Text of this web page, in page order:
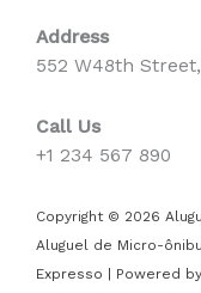
Address
552 W48th
Call Us
+1 234 567 890
Copyright © 2026
Aluguel de Micro-
Expresso | Powered